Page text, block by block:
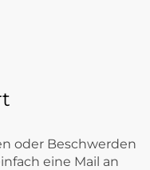
oder Beschwerden
eine Mail an